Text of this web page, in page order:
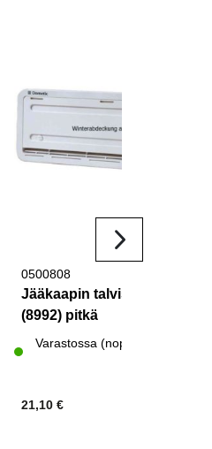
0500808
Jääkaapin talvisuoja 130
(8992) pitkä
Varastossa (nopea toimitus)
21,10€